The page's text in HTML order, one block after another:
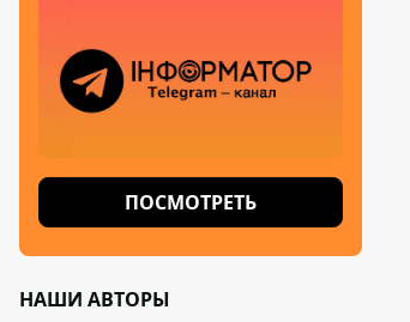
ПОСМОТРЕТЬ
НАШИ АВТОРЫ